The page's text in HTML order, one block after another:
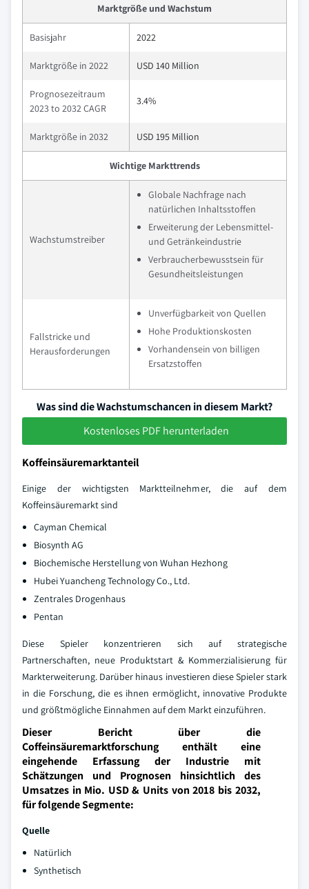
Marktgröße und Wachstum
Basisjahr 2022
Marktgröße in 2022 USD 140 Million
Prognosezeitraum
2023 to 2032 CAGR
3.4%
Marktgröße in 2032 USD 195 Million
Wichtige Markttrends
Wachstumstreiber
Globale Nachfrage nach
natürlichen Inhaltsstoffen
Erweiterung der Lebensmittel-
und Getränkeindustrie
Verbraucherbewusstsein für
Gesundheitsleistungen
Fallstricke und
Herausforderungen
Unverfügbarkeit von Quellen
Hohe Produktionskosten
Vorhandensein von billigen
Ersatzstoffen
Was sind die Wachstumschancen in diesem Markt?
Kostenloses PDF herunterladen
Koffeinsäuremarktanteil
Einige der wichtigsten Marktteilnehmer, die auf dem
Koffeinsäuremarkt sind
Cayman Chemical
Biosynth AG
Biochemische Herstellung von Wuhan Hezhong
Hubei Yuancheng Technology Co., Ltd.
Zentrales Drogenhaus
Pentan
Diese Spieler konzentrieren sich auf strategische
Partnerschaften, neue Produktstart & Kommerzialisierung für
Markterweiterung. Darüber hinaus investieren diese Spieler stark
in die Forschung, die es ihnen ermöglicht, innovative Produkte
und größtmögliche Einnahmen auf dem Markt einzuführen.
Dieser Bericht über die
Coffeinsäuremarktforschung enthält eine
eingehende Erfassung der Industrie mit
Schätzungen und Prognosen hinsichtlich des
Umsatzes in Mio. USD & Units von 2018 bis 2032,
für folgende Segmente:
Quelle
Natürlich
Synthetisch